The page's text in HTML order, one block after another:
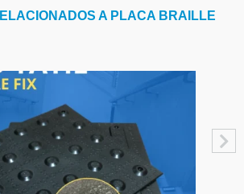
A PLACA BRAILLE